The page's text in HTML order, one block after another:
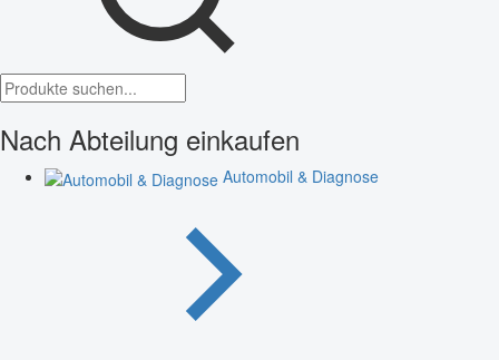
Nach Abteilung einkaufen
Automobil & Diagnose